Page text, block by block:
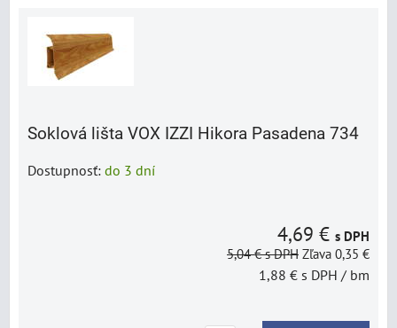
Soklová lišta VOX IZZI Hikora Pasadena 734
Dostupnosť: do 3 dní
4,69 € s DPH
5,04 €s DPH Zľava 0,35 €
1,88 € s DPH / bm